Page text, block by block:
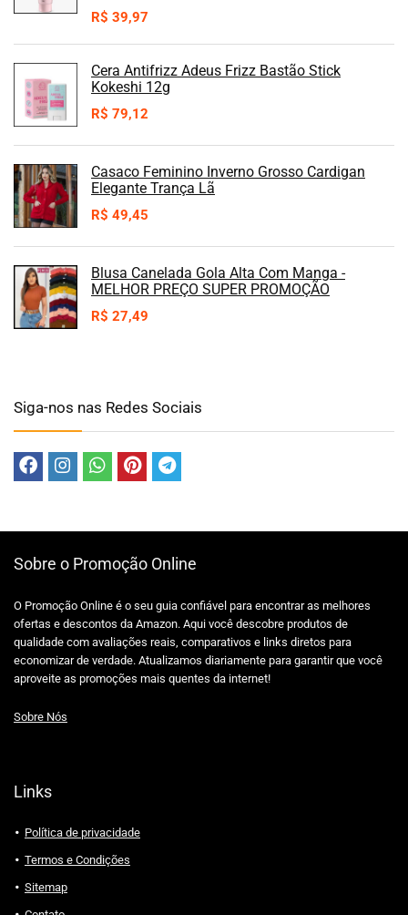
R$ 39,97
Cera Antifrizz Adeus Frizz Bastão Stick
Kokeshi 12g
R$ 79,12
Casaco Feminino Inverno Grosso Cardigan
Elegante Trança Lã
R$ 49,45
Blusa Canelada Gola Alta Com Manga -
MELHOR PREÇO SUPER PROMOÇÃO
R$ 27,49
Siga-nos nas Redes Sociais
Sobre o Promoção Online
O Promoção Online é o seu guia confiável para encontrar as melhores
ofertas e descontos da Amazon. Aqui você descobre produtos de
qualidade com avaliações reais, comparativos e links diretos para
economizar de verdade. Atualizamos diariamente para garantir que você
aproveite as promoções mais quentes da internet!
Sobre Nós
Links
Política de privacidade
Termos e Condições
Sitemap